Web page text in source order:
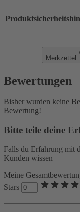
Merkzettel
Bewertungen
Bisher wurden keine
Bewertung!
Bitte teile deine
Falls du Erfahrung mit
Kunden wissen
Meine
Stars